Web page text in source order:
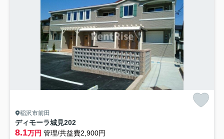
稲沢市前田
ディモーラ城見202
8.1万円 管理/共益費2,900円